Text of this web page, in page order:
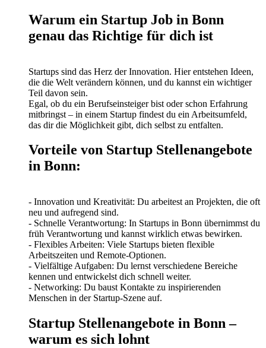
Warum ein Startup Job in Bonn
genau das Richtige für dich ist
Startups sind das Herz der Innovation. Hier entstehen Ideen,
die die Welt verändern können, und du kannst ein wichtiger
Teil davon sein.
Egal, ob du ein Berufseinsteiger bist oder schon Erfahrung
mitbringst – in einem Startup findest du ein Arbeitsumfeld,
das dir die Möglichkeit gibt, dich selbst zu entfalten.
Vorteile von Startup Stellenangebote
in Bonn:
- Innovation und Kreativität: Du arbeitest an Projekten, die oft
neu und aufregend sind.
- Schnelle Verantwortung: In Startups in Bonn übernimmst du
früh Verantwortung und kannst wirklich etwas bewirken.
- Flexibles Arbeiten: Viele Startups bieten flexible
Arbeitszeiten und Remote-Optionen.
- Vielfältige Aufgaben: Du lernst verschiedene Bereiche
kennen und entwickelst dich schnell weiter.
- Networking: Du baust Kontakte zu inspirierenden
Menschen in der Startup-Szene auf.
Startup Stellenangebote in Bonn –
warum es sich lohnt